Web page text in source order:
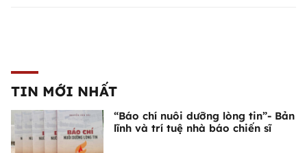
TIN MỚI NHẤT
“Báo chí nuôi dưỡng lòng tin”- Bản
lĩnh và trí tuệ nhà báo chiến sĩ